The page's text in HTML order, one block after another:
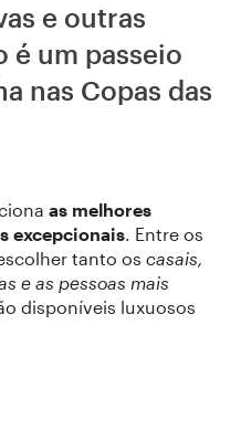
e outras
é um passeio
nas Copas das
as melhores
excepcionais. Entre os
tanto os casais,
e as pessoas mais
disponíveis luxuosos